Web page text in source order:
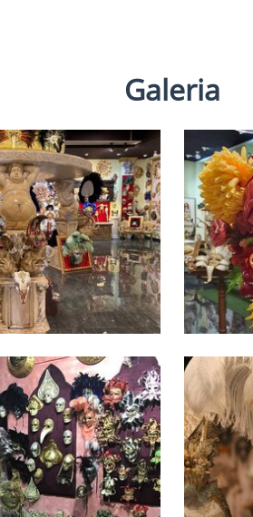
Galeria